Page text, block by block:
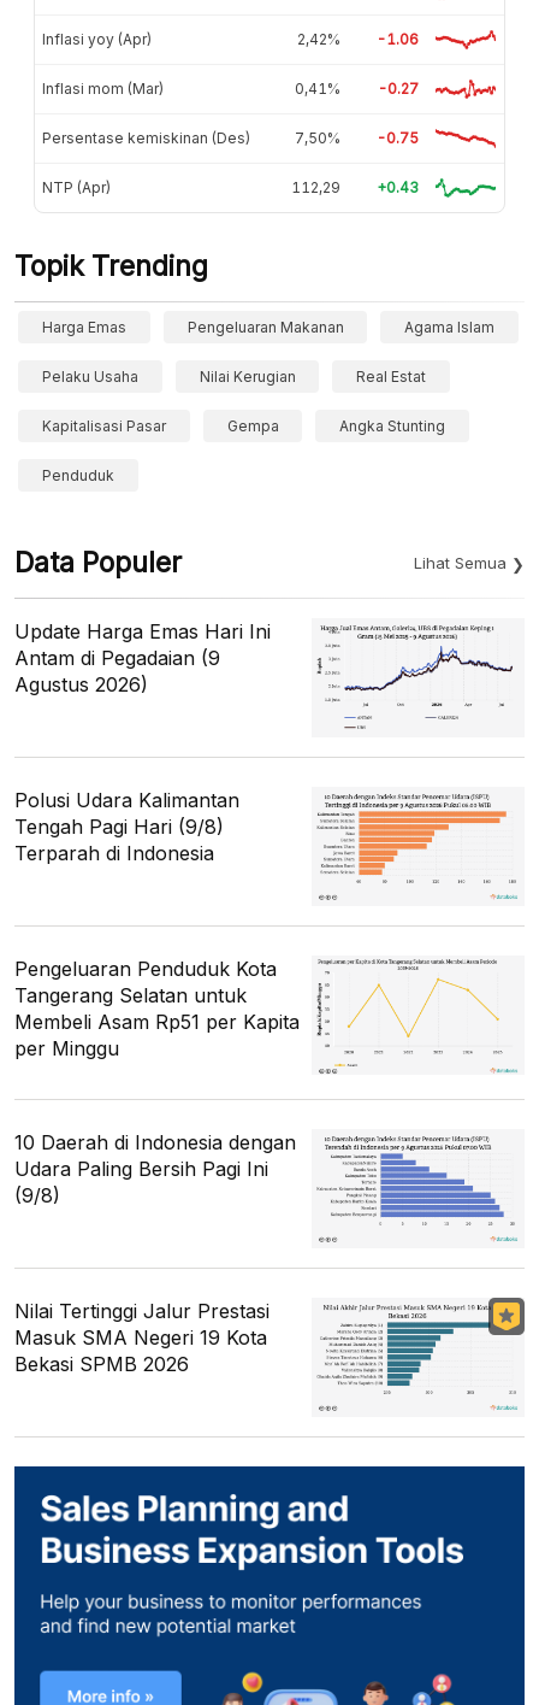
Inflasi yoy (Apr) 2,42% -1.06
Inflasi mom (Mar) 0,41% -0.27
Persentase kemiskinan (Des) 7,50% -0.75
NTP (Apr) 112,29 +0.43
Topik Trending
Harga Emas Pengeluaran Makanan Agama Islam
Pelaku Usaha Nilai Kerugian Real Estat
Kapitalisasi Pasar Gempa Angka Stunting
Penduduk
Data Populer Lihat Semua
Update Harga Emas Hari Ini
Antam di Pegadaian (9
Agustus 2026)
Polusi Udara Kalimantan
Tengah Pagi Hari (9/8)
Terparah di Indonesia
Pengeluaran Penduduk Kota
Tangerang Selatan untuk
Membeli Asam Rp51 per Kapita
per Minggu
10 Daerah di Indonesia dengan
Udara Paling Bersih Pagi Ini
(9/8)
Nilai Tertinggi Jalur Prestasi
Masuk SMA Negeri 19 Kota
Bekasi SPMB 2026